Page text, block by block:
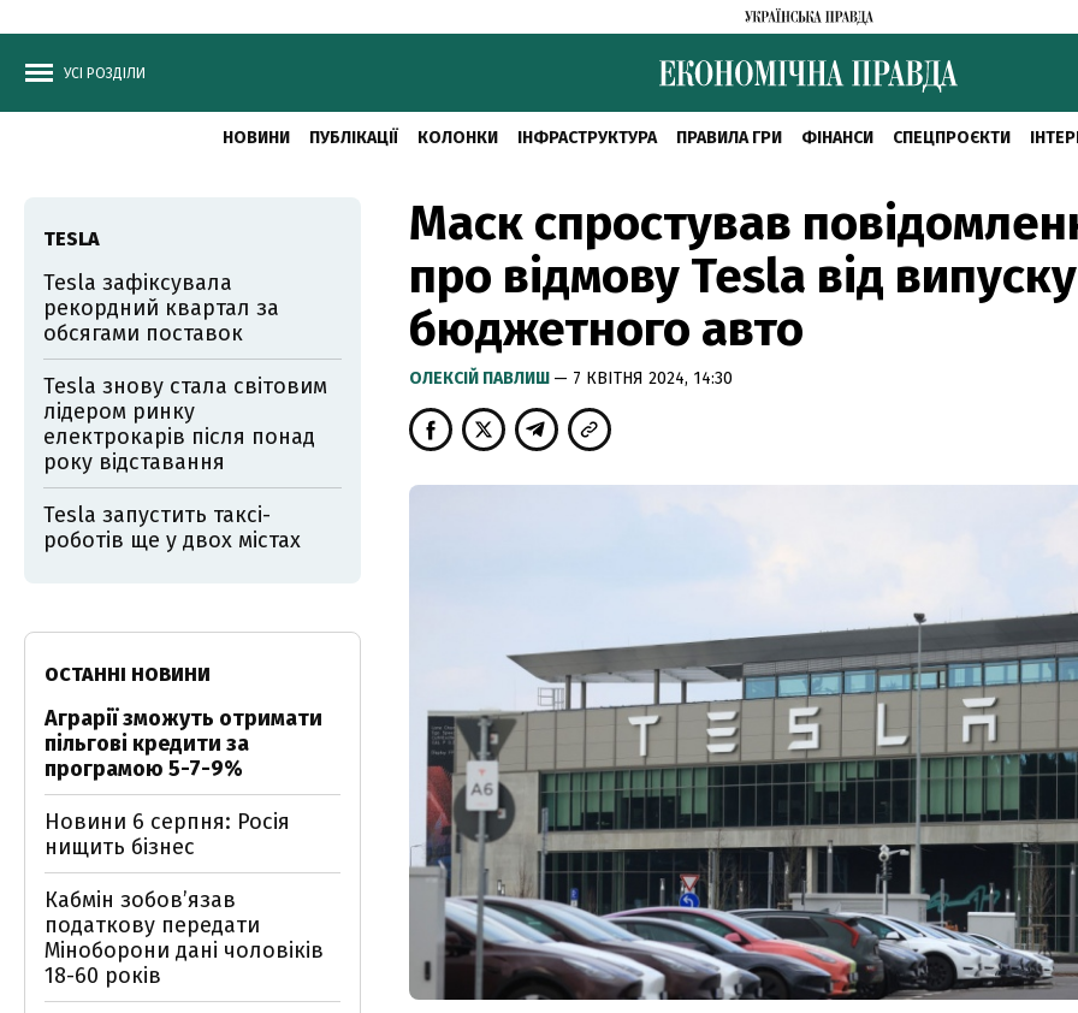
УСІ РОЗДІЛИ
НОВИНИ ПУБЛІКАЦІЇ КОЛОНКИ ІНФРАСТРУКТУРА ПРАВИЛА ГРИ ФІНАНСИ СПЕЦПРОЄКТИ
Маск спростував
про відмову Tesla від випуску
бюджетного авто
ОЛЕКСІЙ ПАВЛИШ — 7 КВІТНЯ 2024, 14:30
TESLA
Tesla зафіксувала
рекордний квартал за
обсягами поставок
Tesla знову стала світовим
лідером ринку
електрокарів після понад
року відставання
Tesla запустить таксі-
роботів ще у двох містах
ОСТАННІ НОВИНИ
Аграрії зможуть отримати
пільгові кредити за
програмою 5-7-9%
Новини 6 серпня: Росія
нищить бізнес
Кабмін зобовʼязав
податкову передати
Міноборони дані чоловіків
18-60 років